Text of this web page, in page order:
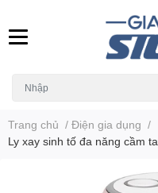
Trang chủ / Điện gia dụng /
Ly xay sinh tố đa năng cầm